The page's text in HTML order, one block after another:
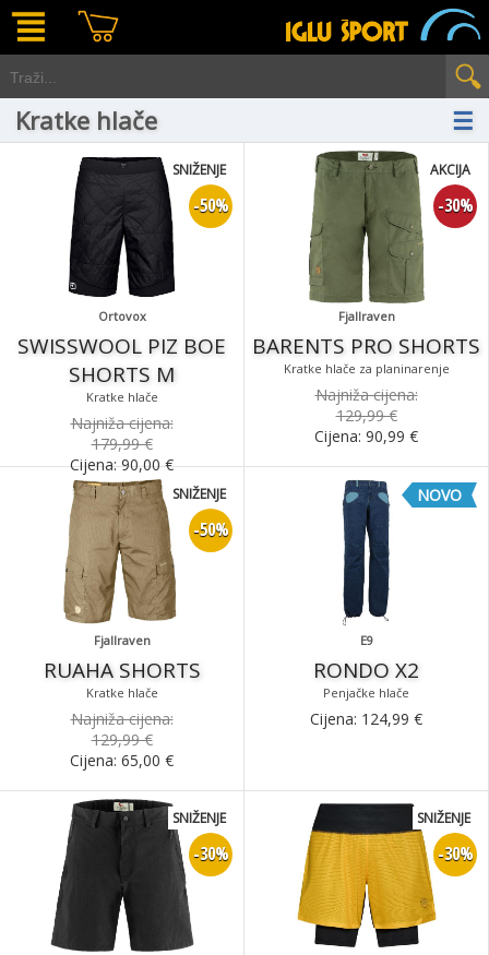
Kratke hlače ☰
Ortovox
SWISSWOOL PIZ BOE
SHORTS M
Kratke hlače
-50%
SNIŽENJE
Najniža cijena:
179,99 €
Cijena:90,00€
Fjallraven
BARENTS PRO SHORTS
Kratke hlače za planinarenje
-30%
AKCIJA
Najniža cijena:
129,99 €
Cijena: 90,99 €
Fjallraven
RUAHA SHORTS
Kratke hlače
-50%
SNIŽENJE
Najniža cijena:
129,99 €
Cijena: 65,00 €
E9
RONDO X2
Penjačke hlače
NOVO
Cijena: 124,99 €
-30%
SNIŽENJE
-30%
SNIŽENJE